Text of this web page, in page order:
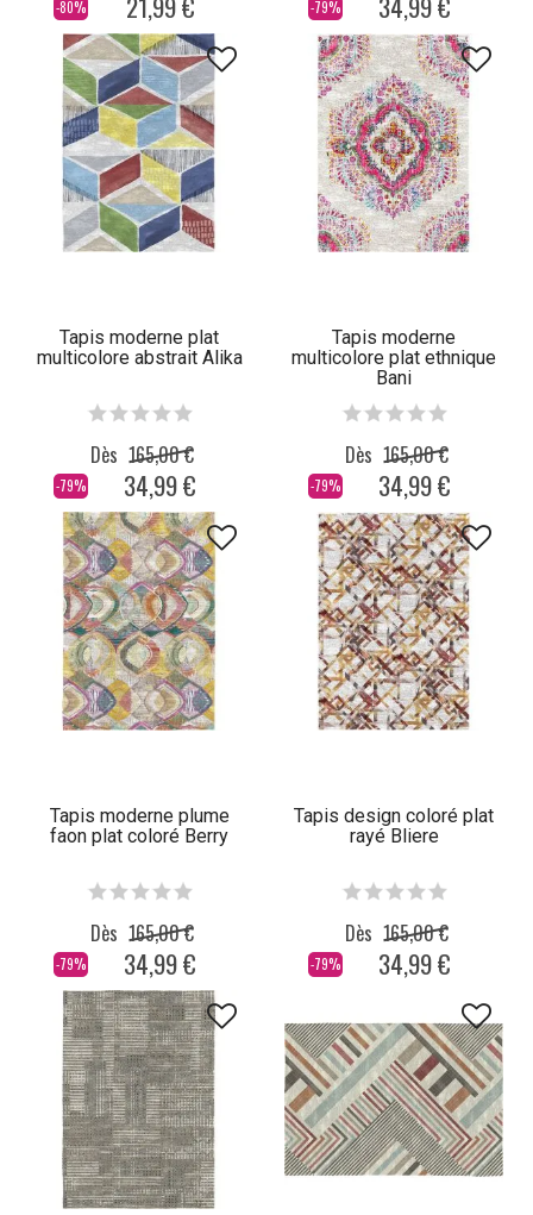
-80% -79%
Tapis moderne plat
multicolore abstrait Alika
-79%
Dès 165,00 €
34,99 €
Tapis moderne
multicolore plat ethnique
Bani
-79%
Dès 165,00 €
34,99 €
Tapis moderne plume
faon plat coloré Berry
-79%
Dès 165,00 €
34,99 €
Tapis design coloré plat
rayé Bliere
-79%
Dès 165,00 €
34,99 €